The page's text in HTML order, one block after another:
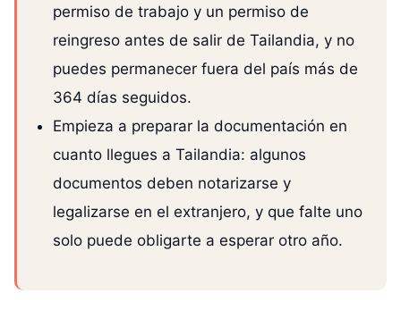
permiso de trabajo y un permiso de
reingreso antes de salir de Tailandia, y no
puedes permanecer fuera del país más de
364 días seguidos.
Empieza a preparar la documentación en
cuanto llegues a Tailandia: algunos
documentos deben notarizarse y
legalizarse en el extranjero, y que falte uno
solo puede obligarte a esperar otro año.